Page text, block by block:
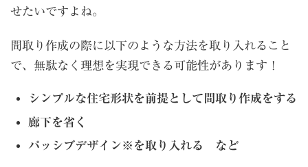
せたいですよね。
間取り作成の際に以下のような方法を取り入れること
で、無駄なく理想を実現できる可能性があります！
シンプルな住宅形状を前提として間取り作成をする
廊下を省く
パッシブデザイン※を取り入れる など